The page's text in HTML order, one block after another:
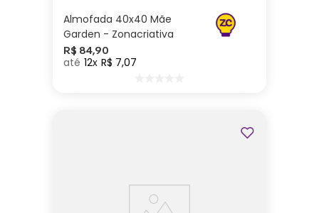
Almofada 40x40 Mãe
Garden - Zonacriativa
R$ 84,90
12 R$ 7,07